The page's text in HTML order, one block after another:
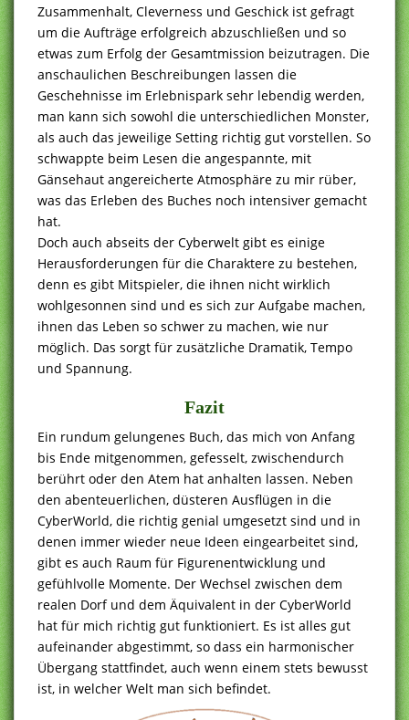
Zusammenhalt, Cleverness und Geschick ist gefragt
um die Aufträge erfolgreich abzuschließen und so
etwas zum Erfolg der Gesamtmission beizutragen. Die
anschaulichen Beschreibungen lassen die
Geschehnisse im Erlebnispark sehr lebendig werden,
man kann sich sowohl die unterschiedlichen Monster,
als auch das jeweilige Setting richtig gut vorstellen. So
schwappte beim Lesen die angespannte, mit
Gänsehaut angereicherte Atmosphäre zu mir rüber,
was das Erleben des Buches noch intensiver gemacht
hat.
Doch auch abseits der Cyberwelt gibt es einige
Herausforderungen für die Charaktere zu bestehen,
denn es gibt Mitspieler, die ihnen nicht wirklich
wohlgesonnen sind und es sich zur Aufgabe machen,
ihnen das Leben so schwer zu machen, wie nur
möglich. Das sorgt für zusätzliche Dramatik, Tempo
und Spannung.
Fazit
Ein rundum gelungenes Buch, das mich von Anfang
bis Ende mitgenommen, gefesselt, zwischendurch
berührt oder den Atem hat anhalten lassen. Neben
den abenteuerlichen, düsteren Ausflügen in die
CyberWorld, die richtig genial umgesetzt sind und in
denen immer wieder neue Ideen eingearbeitet sind,
gibt es auch Raum für Figurenentwicklung und
gefühlvolle Momente. Der Wechsel zwischen dem
realen Dorf und dem Äquivalent in der CyberWorld
hat für mich richtig gut funktioniert. Es ist alles gut
aufeinander abgestimmt, so dass ein harmonischer
Übergang stattfindet, auch wenn einem stets bewusst
ist, in welcher Welt man sich befindet.